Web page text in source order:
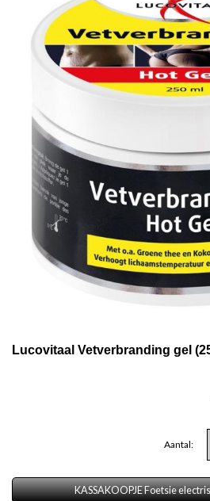
Lucovitaal Vetverbranding gel
Aantal:
KASSAKOOPJE Foetsie